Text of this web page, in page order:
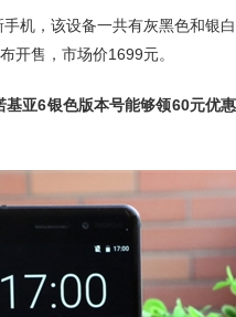
机，该设备一共有灰黑色和银白
开售，市场价1699元。
基亚6银色版本号能够领60元优惠